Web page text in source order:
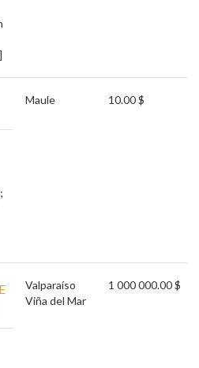
Maule 10.00 $
Valparaíso
Viña del Mar
1 000 000.00 $